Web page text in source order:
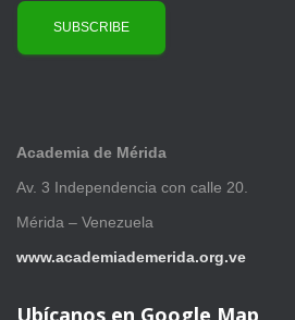
Academia de Mérida
Av. 3 Independencia con calle 20.
Mérida – Venezuela
www.academiademerida.org.ve
Ubícanos en Google Map